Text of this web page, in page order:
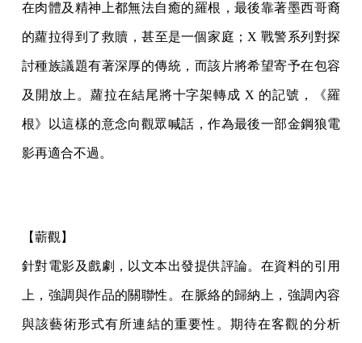
在肉體及精神上都無法自癒的羅根，最後靠著墨西哥裔
的蘿拉得到了救贖，甚至是一個家庭；X 戰警系列對探
討種族議題有著深厚的傳統，而該片將希望寄予在包容
及開放上。蘿拉在結尾將十字架轉成 X 的記號，《羅
根》以這樣的意念向觀眾喊話，作為最後一部金鋼狼電
影再適合不過。
【蘄觀】
針對電影及戲劇，以文本出發提供評論。在資料的引用
上，強調與作品的關聯性。在脈絡的歸納上，強調內容
與該藝術形式有所連結的重要性。期待在客觀的分析